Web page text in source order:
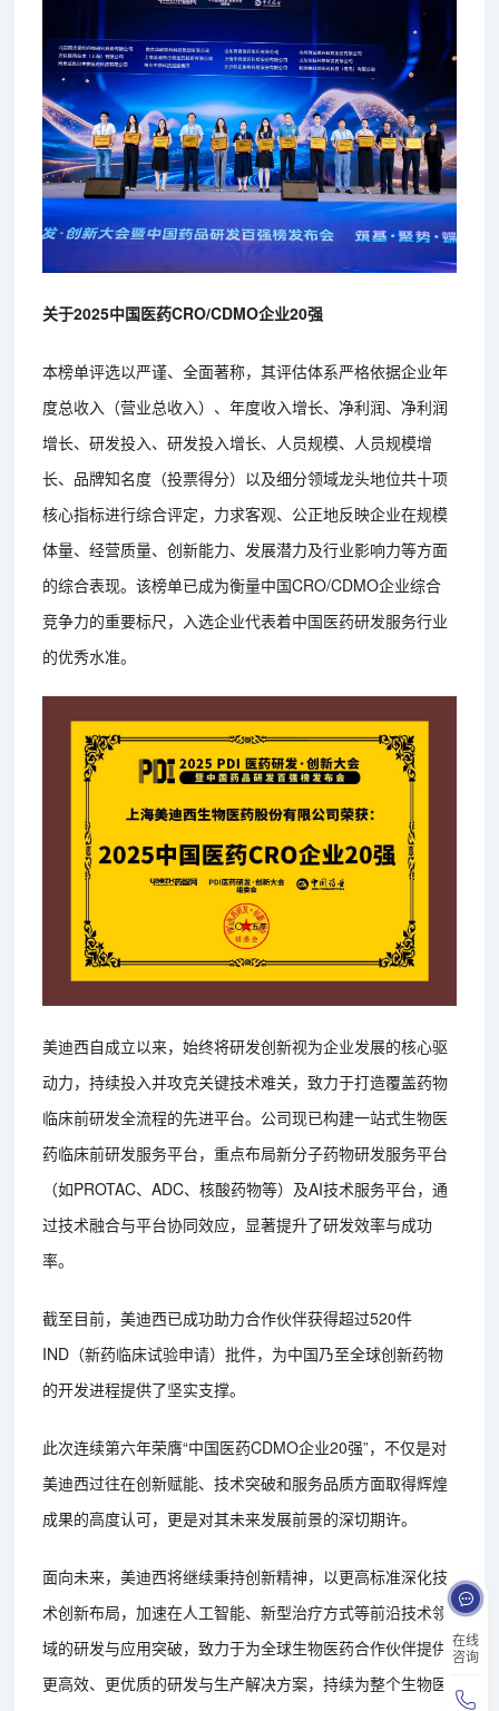
在线
咨询
关于2025中国医药CRO/CDMO企业20强
本榜单评选以严谨、全面著称，其评估体系严格依据企业年
度总收入（营业总收入）、年度收入增长、净利润、净利润
增长、研发投入、研发投入增长、人员规模、人员规模增
长、品牌知名度（投票得分）以及细分领域龙头地位共十项
核心指标进行综合评定，力求客观、公正地反映企业在规模
体量、经营质量、创新能力、发展潜力及行业影响力等方面
的综合表现。该榜单已成为衡量中国CRO/CDMO企业综合
竞争力的重要标尺，入选企业代表着中国医药研发服务行业
的优秀水准。
美迪西自成立以来，始终将研发创新视为企业发展的核心驱
动力，持续投入并攻克关键技术难关，致力于打造覆盖药物
临床前研发全流程的先进平台。公司现已构建一站式生物医
药临床前研发服务平台，重点布局新分子药物研发服务平台
（如PROTAC、ADC、核酸药物等）及AI技术服务平台，通
过技术融合与平台协同效应，显著提升了研发效率与成功
率。
截至目前，美迪西已成功助力合作伙伴获得超过520件
IND（新药临床试验申请）批件，为中国乃至全球创新药物
的开发进程提供了坚实支撑。
此次连续第六年荣膺“中国医药CDMO企业20强”，不仅是对
美迪西过往在创新赋能、技术突破和服务品质方面取得辉煌
成果的高度认可，更是对其未来发展前景的深切期许。
面向未来，美迪西将继续秉持创新精神，以更高标准深化技
术创新布局，加速在人工智能、新型治疗方式等前沿技术领
域的研发与应用突破，致力于为全球生物医药合作伙伴提供
更高效、更优质的研发与生产解决方案，持续为整个生物医